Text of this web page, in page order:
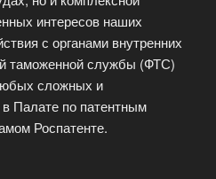
интересов наших
с органами внутренних
таможенной службы (ФТС)
сложных и
Палате по патентным
Роспатенте.